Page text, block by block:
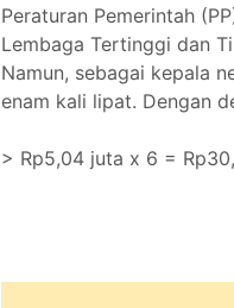
Peraturan Pemerintah
Lembaga Tertinggi dan
Namun, sebagai kepala
enam kali lipat. Dengan
> Rp5,04 juta x 6 =